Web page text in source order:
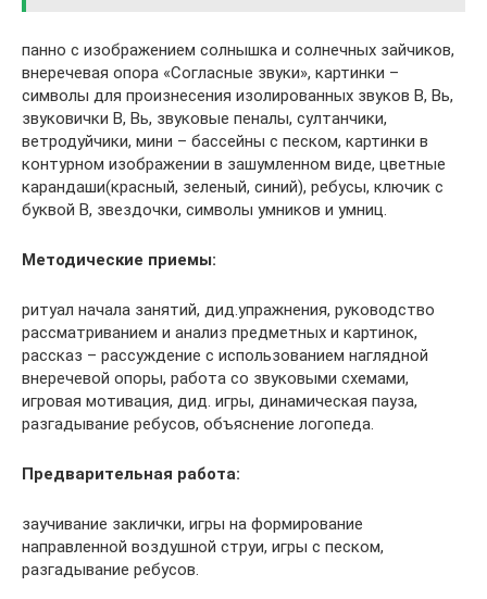
панно с изображением солнышка и солнечных зайчиков,
внеречевая опора «Согласные звуки», картинки –
символы для произнесения изолированных звуков В, Вь,
звуковички В, Вь, звуковые пеналы, султанчики,
ветродуйчики, мини – бассейны с песком, картинки в
контурном изображении в зашумленном виде, цветные
карандаши(красный, зеленый, синий), ребусы, ключик с
буквой В, звездочки, символы умников и умниц.
Методические приемы:
ритуал начала занятий, дид.упражнения, руководство
рассматриванием и анализ предметных и картинок,
рассказ – рассуждение с использованием наглядной
внеречевой опоры, работа со звуковыми схемами,
игровая мотивация, дид. игры, динамическая пауза,
разгадывание ребусов, объяснение логопеда.
Предварительная работа:
заучивание заклички, игры на формирование
направленной воздушной струи, игры с песком,
разгадывание ребусов.